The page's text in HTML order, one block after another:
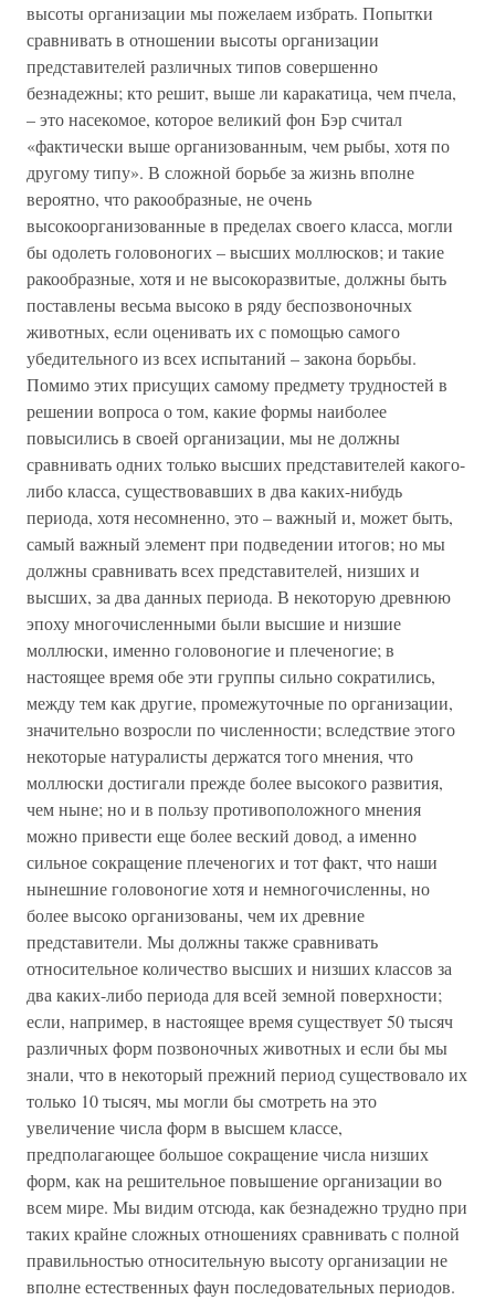
высоты организации мы пожелаем избрать. Попытки
сравнивать в отношении высоты организации
представителей различных типов совершенно
безнадежны; кто решит, выше ли каракатица, чем пчела,
– это насекомое, которое великий фон Бэр считал
«фактически выше организованным, чем рыбы, хотя по
другому типу». В сложной борьбе за жизнь вполне
вероятно, что ракообразные, не очень
высокоорганизованные в пределах своего класса, могли
бы одолеть головоногих – высших моллюсков; и такие
ракообразные, хотя и не высокоразвитые, должны быть
поставлены весьма высоко в ряду беспозвоночных
животных, если оценивать их с помощью самого
убедительного из всех испытаний – закона борьбы.
Помимо этих присущих самому предмету трудностей в
решении вопроса о том, какие формы наиболее
повысились в своей организации, мы не должны
сравнивать одних только высших представителей какого-
либо класса, существовавших в два каких-нибудь
периода, хотя несомненно, это – важный и, может быть,
самый важный элемент при подведении итогов; но мы
должны сравнивать всех представителей, низших и
высших, за два данных периода. В некоторую древнюю
эпоху многочисленными были высшие и низшие
моллюски, именно головоногие и плеченогие; в
настоящее время обе эти группы сильно сократились,
между тем как другие, промежуточные по организации,
значительно возросли по численности; вследствие этого
некоторые натуралисты держатся того мнения, что
моллюски достигали прежде более высокого развития,
чем ныне; но и в пользу противоположного мнения
можно привести еще более веский довод, а именно
сильное сокращение плеченогих и тот факт, что наши
нынешние головоногие хотя и немногочисленны, но
более высоко организованы, чем их древние
представители. Мы должны также сравнивать
относительное количество высших и низших классов за
два каких-либо периода для всей земной поверхности;
если, например, в настоящее время существует 50 тысяч
различных форм позвоночных животных и если бы мы
знали, что в некоторый прежний период существовало их
только 10 тысяч, мы могли бы смотреть на это
увеличение числа форм в высшем классе,
предполагающее большое сокращение числа низших
форм, как на решительное повышение организации во
всем мире. Мы видим отсюда, как безнадежно трудно при
таких крайне сложных отношениях сравнивать с полной
правильностью относительную высоту организации не
вполне естественных фаун последовательных периодов.